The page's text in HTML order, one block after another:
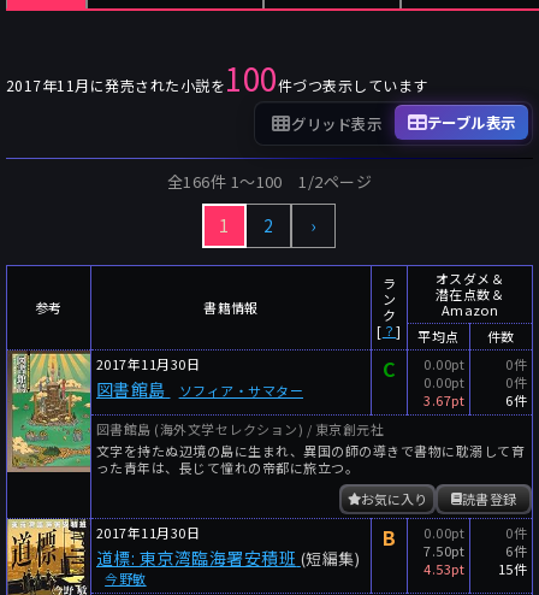
フォーマット
単行本
～
Pt
～
Pt
～
読者数
～
人
年代
年代と月の範囲
先月以降 今月以降
月
～
年
月
絞り込みリセット
2017年11月に発売された小説を100件づつ表示しています
グリッド表示 テーブル表示
全166件 1〜100 1/2ページ
1 2 ›
参考 書籍情報
ラ
ン
ク
[ ？]
オスダメ＆
潜在点数＆
Amazon
平均点
件数
2017年11月30日
図書館島 ソフィア・サマター
C
0.00pt
0.00pt
3.67pt
0件
0件
6件
図書館島 (海外文学セレクション) / 東京創元社
文字を持たぬ辺境の島に生まれ、異国の師の導きで書物に耽溺して育
った青年は、長じて憧れの帝都に旅立つ。
読書登録
お気に入り
2017年11月30日
道標: 東京湾臨海署安積班 (短編集)
今野敏
B
0.00pt
7.50pt
4.53pt
0件
6件
15件